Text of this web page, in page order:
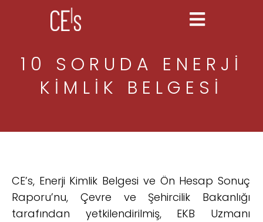
10 SORUDA ENERJI
KIMLIK BELGESI
CE’s, Enerji Kimlik Belgesi ve Ön Hesap Sonuç
Raporu’nu, Çevre ve Şehircilik Bakanlığı
tarafından yetkilendirilmiş, EKB Uzmanı